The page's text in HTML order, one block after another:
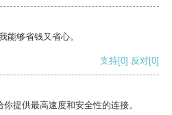
能够省钱又省心。
支持[0] 反对[0]
提供最高速度和安全性的连接。